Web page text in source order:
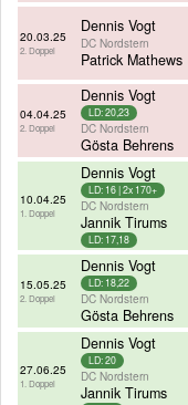
20.03.25
2. Doppel
Dennis Vogt
DC Nordstern
Patrick Mathews
04.04.25
2. Doppel
Dennis Vogt
LD: 20,23
DC Nordstern
Gösta Behrens
10.04.25
1. Doppel
Dennis Vogt
LD: 16 | 2x 170+
DC Nordstern
Jannik Tirums
LD: 17,18
15.05.25
2. Doppel
Dennis Vogt
LD: 18,22
DC Nordstern
Gösta Behrens
27.06.25
1. Doppel
Dennis Vogt
LD: 20
DC Nordstern
Jannik Tirums